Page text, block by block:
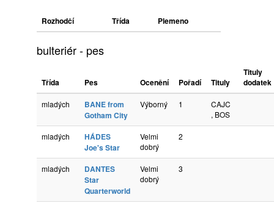
Rozhodčí Třída Plemeno
bulteriér - pes
Třída Pes Ocenění Pořadí Tituly
Tituly
dodatek
mladých
BANE from
Gotham City
Výborný 1
CAJC
, BOS
mladých
HÁDES
Joe's Star
Velmi
dobrý
2
mladých
DANTES
Star
Quarterworld
Velmi
dobrý
3